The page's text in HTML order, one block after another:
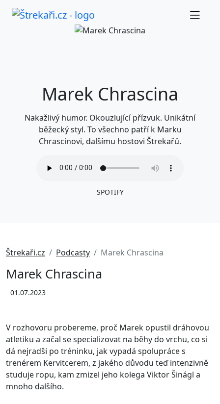
Marek Chrascina
Nakažlivý humor. Okouzlující přízvuk. Unikátní
běžecký styl. To všechno patří k Marku
Chrascinovi, dalšímu hostovi Štrekařů.
SPOTIFY
Štrekaři.cz Podcasty Marek Chrascina
Marek Chrascina
01.07.2023
V rozhovoru probereme, proč Marek opustil dráhovou
atletiku a začal se specializovat na běhy do vrchu, co si
dá nejradši po tréninku, jak vypadá spolupráce s
trenérem Kervitcerem, z jakého důvodu teď intenzivně
studuje ropu, kam zmizel jeho kolega Viktor Šinágl a
mnoho dalšího.